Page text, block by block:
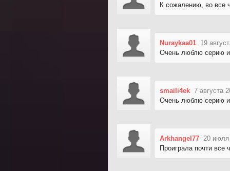
К сожалению, во все
Nuraykaa01 19
Очень люблю серию
smaili4ek 7 августа
Очень люблю серию
Arkhangel77 20 июля
Проиграла почти все